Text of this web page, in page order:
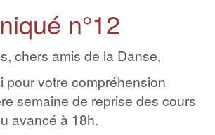
n°12
chers amis de la Danse,
pour votre compréhension
semaine de reprise des cours
avancé à 18h.